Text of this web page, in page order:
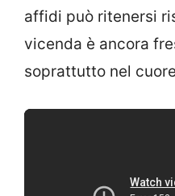
affidi può ritenersi
vicenda è ancora
soprattutto nel